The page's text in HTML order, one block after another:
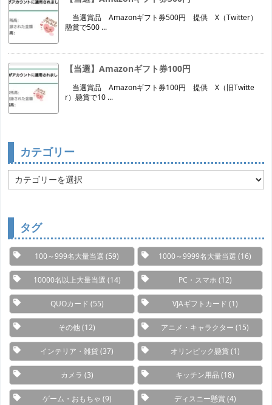
当選賞品 Amazonギフト券500円 提供 X（Twitter）
懸賞で500 ...
【当選】Amazonギフト券100円
当選賞品 Amazonギフト券100円 提供 X（旧Twitte
r）懸賞で10 ...
カテゴリー
テ
タグ
100～999名大量当選 (59) 1000～9999名大量当選 (16)
10000名以上大量当選 (14) PC・スマホ (12)
QUOカード (55) VJAギフトカード (1)
その他(12) アニメ・キャラクター (15)
インテリア・雑貨(37) オリンピック懸賞(1)
カメラ (3) キッチン用品 (18)
ゲーム・おもちゃ (9) ディスニー懸賞(4)